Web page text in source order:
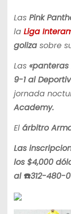
Las Pink
la Liga
golizasobre
Las «panteras
9-1 al
jornada
Academy.
El árbitro
Las
los $4,000
al ☎️312-480-